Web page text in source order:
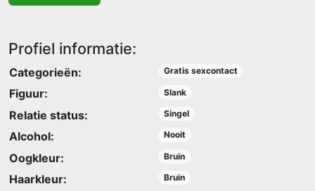
Profiel informatie:
Categorieën: Gratis sexcontact
Figuur: Slank
Relatie status: Singel
Alcohol: Nooit
Oogkleur: Bruin
Haarkleur: Bruin